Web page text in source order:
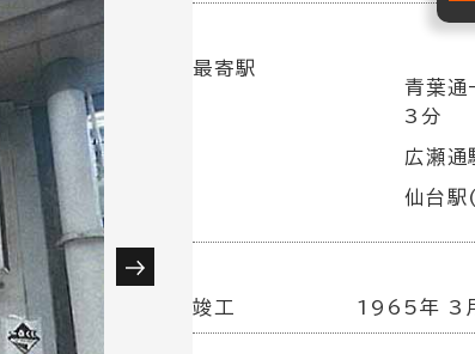
最寄駅
青葉
3分
広瀬
仙台
竣工 1965年 3